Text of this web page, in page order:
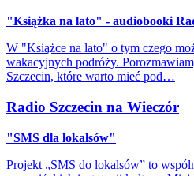
"Książka na lato" - audiobooki
W "Książce na lato" o tym czego
wakacyjnych podróży.
Szczecin, które warto mieć pod…
Radio Szczecin na Wieczór
"SMS dla lokalsów"
Projekt „SMS do lokalsów” to